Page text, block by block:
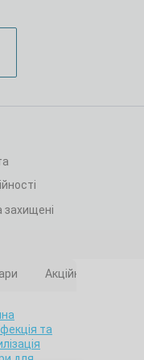
захищені
Акційні товари
та